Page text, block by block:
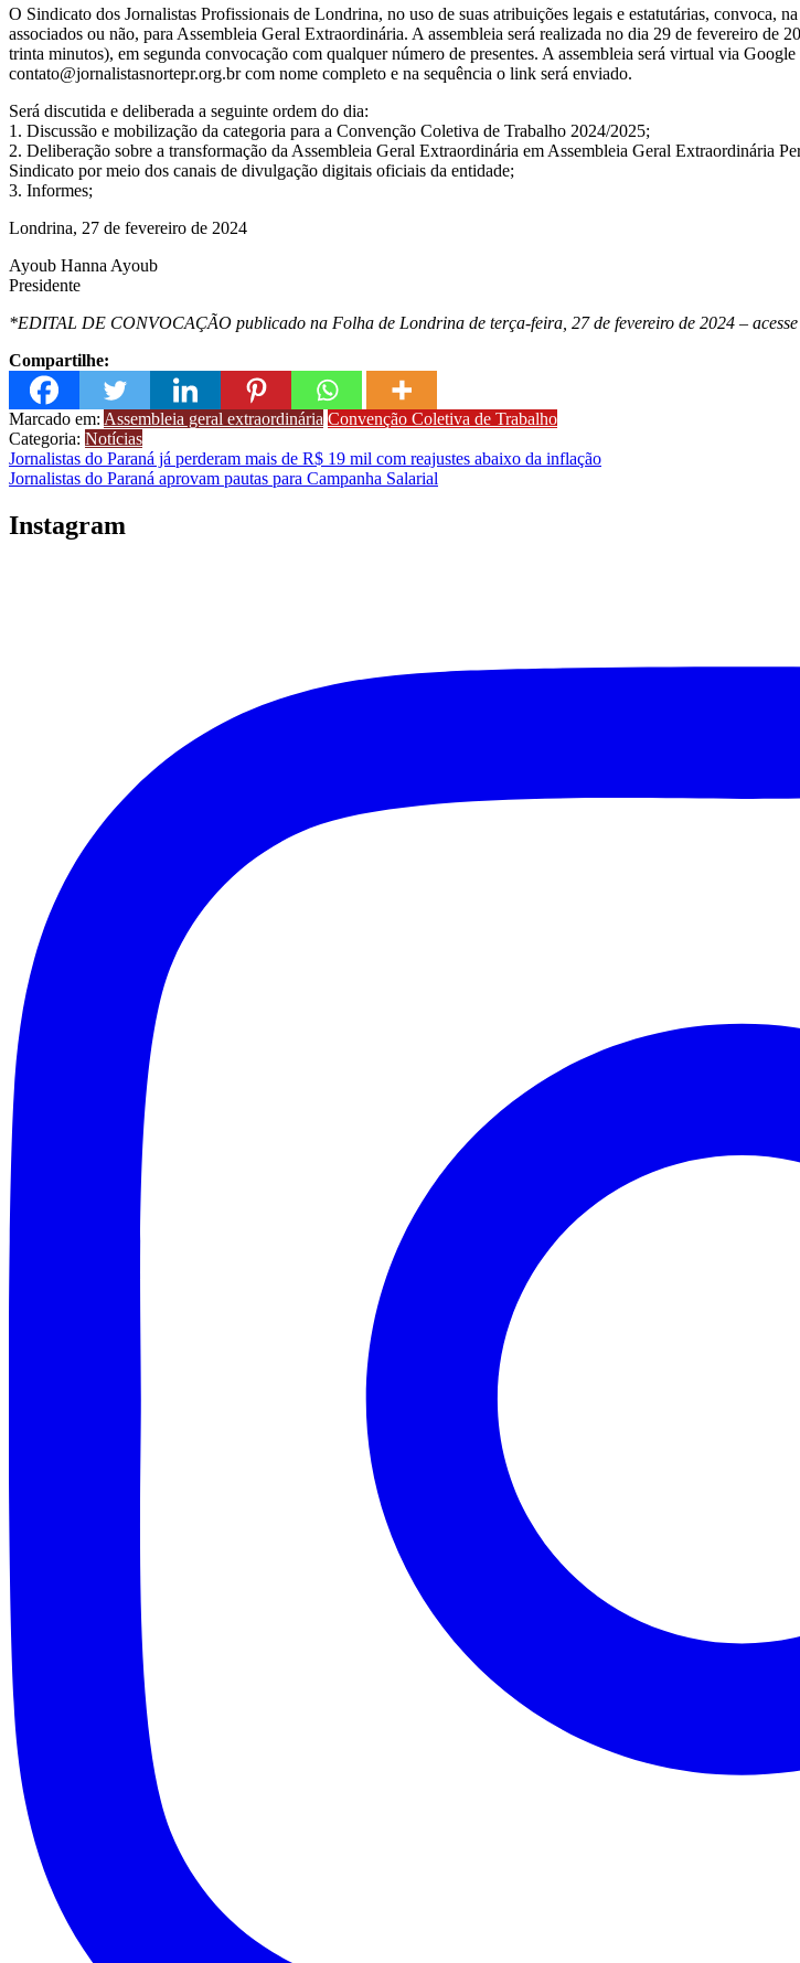
O Sindicato dos Jornalistas Profissionais de Londrina, no uso de suas atribuições legais e estatutárias, convoca,
associados ou não, para Assembleia Geral Extraordinária. A assembleia será realizada no dia 29 de fevereiro
trinta minutos), em segunda convocação com qualquer número de presentes. A assembleia será virtual via
contato@jornalistasnortepr.org.br com nome completo e na sequência o link será enviado.
Será discutida e deliberada a seguinte ordem do dia:
1. Discussão e mobilização da categoria para a Convenção Coletiva de Trabalho 2024/2025;
2. Deliberação sobre a transformação da Assembleia Geral Extraordinária em Assembleia Geral Extraordinária
Sindicato por meio dos canais de divulgação digitais oficiais da entidade;
3. Informes;
Londrina, 27 de fevereiro de 2024
Ayoub Hanna Ayoub
Presidente
*EDITAL DE CONVOCAÇÃO publicado na Folha de Londrina de terça-feira, 27 de fevereiro de 2024 –
Compartilhe:
Marcado em: Assembleia geral extraordinária Convenção Coletiva de Trabalho
Categoria: Notícias
Navegação
de
Post
Jornalistas do Paraná já perderam mais de R$ 19 mil com reajustes abaixo da inflação
Jornalistas do Paraná aprovam pautas para Campanha Salarial
Instagram